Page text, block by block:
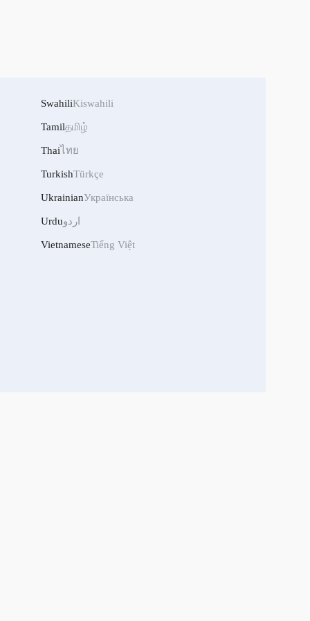
SwahiliKiswahili
Tamilதமிழ்
Thaiไทย
TurkishTürkçe
UkrainianУкраїнська
Urduاردو
VietnameseTiếng Việt